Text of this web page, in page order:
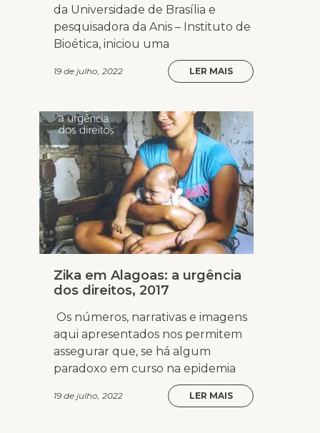
da Universidade de Brasília e
pesquisadora da Anis – Instituto de
Bioética, iniciou uma
19 de julho, 2022 LER MAIS
Zika em Alagoas: a urgência
dos direitos, 2017
Os números, narrativas e imagens
aqui apresentados nos permitem
assegurar que, se há algum
paradoxo em curso na epidemia
19 de julho, 2022 LER MAIS